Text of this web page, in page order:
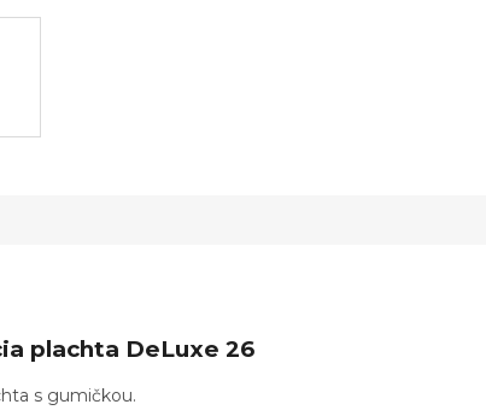
plachta DeLuxe 26
s gumičkou.